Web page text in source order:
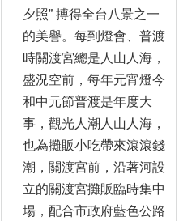
夕照” 搏得全台八景之一
的美譽。每到燈會、普渡
時關渡宮總是人山人海，
盛況空前，每年元宵燈今
和中元節普渡是年度大
事，觀光人潮人山人海，
也為攤販小吃帶來滾滾錢
潮，關渡宮前，沿著河設
立的關渡宮攤販臨時集中
場，配合市政府藍色公路